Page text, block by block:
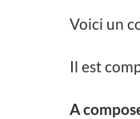
Voici un
Il est
A